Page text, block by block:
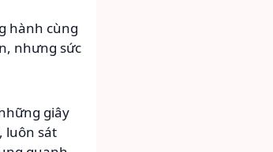
hành cùng
nhưng sức
giây
luôn sát